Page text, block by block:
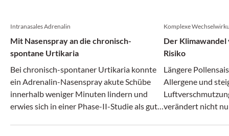
Intranasales Adrenalin
Mit Nasenspray an die chronisch-
spontane Urtikaria
Bei chronisch-spontaner Urtikaria konnte
ein Adrenalin-Nasenspray akute Schübe
innerhalb weniger Minuten lindern und
erwies sich in einer Phase-II-Studie als gut
Komplexe
Der
Risiko
Längere
Allergene und
verändert nicht